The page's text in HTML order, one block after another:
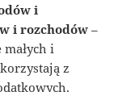
i
i rozchodów –
i
z